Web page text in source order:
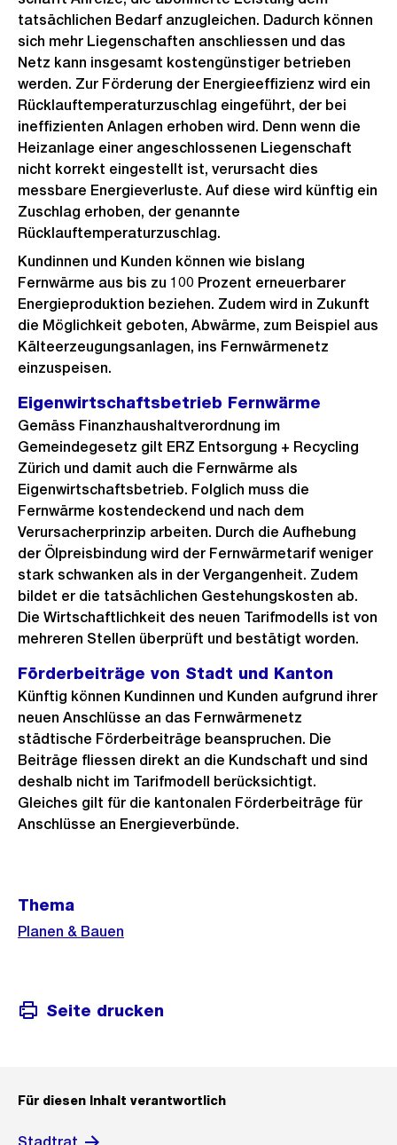
tatsächlichen Bedarf anzugleichen. Dadurch können
sich mehr Liegenschaften anschliessen und das
Netz kann insgesamt kostengünstiger betrieben
werden. Zur Förderung der Energieeffizienz wird ein
Rücklauftemperaturzuschlag eingeführt, der bei
ineffizienten Anlagen erhoben wird. Denn wenn die
Heizanlage einer angeschlossenen Liegenschaft
nicht korrekt eingestellt ist, verursacht dies
messbare Energieverluste. Auf diese wird künftig ein
Zuschlag erhoben, der genannte
Rücklauftemperaturzuschlag.
Kundinnen und Kunden können wie bislang
Fernwärme aus bis zu 100 Prozent erneuerbarer
Energieproduktion beziehen. Zudem wird in Zukunft
die Möglichkeit geboten, Abwärme, zum Beispiel aus
Kälteerzeugungsanlagen, ins Fernwärmenetz
einzuspeisen.
Eigenwirtschaftsbetrieb Fernwärme
Gemäss Finanzhaushaltverordnung im
Gemeindegesetz gilt ERZ Entsorgung + Recycling
Zürich und damit auch die Fernwärme als
Eigenwirtschaftsbetrieb. Folglich muss die
Fernwärme kostendeckend und nach dem
Verursacherprinzip arbeiten. Durch die Aufhebung
der Ölpreisbindung wird der Fernwärmetarif weniger
stark schwanken als in der Vergangenheit. Zudem
bildet er die tatsächlichen Gestehungskosten ab.
Die Wirtschaftlichkeit des neuen Tarifmodells ist von
mehreren Stellen überprüft und bestätigt worden.
Förderbeiträge von Stadt und Kanton
Künftig können Kundinnen und Kunden aufgrund ihrer
neuen Anschlüsse an das Fernwärmenetz
städtische Förderbeiträge beanspruchen. Die
Beiträge fliessen direkt an die Kundschaft und sind
deshalb nicht im Tarifmodell berücksichtigt.
Gleiches gilt für die kantonalen Förderbeiträge für
Anschlüsse an Energieverbünde.
Informationen
Thema
Planen & Bauen
Seite drucken
Für diesen Inhalt verantwortlich